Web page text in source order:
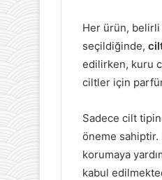
Her ürün, belirli
seçildiğinde,
edilirken, kuru
ciltler için
Sadece cilt
öneme sahiptir.
korumaya
kabul